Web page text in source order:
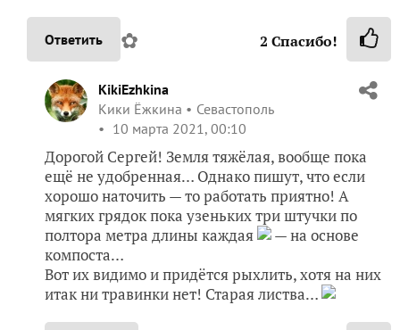
Ответить ✿ 2 Спасибо!
KikiEzhkina
Кики Ёжкина
Севастополь
10 марта 2021, 00:10
Дорогой Сергей! Земля тяжёлая, вообще пока
ещё не удобренная… Однако пишут, что если
хорошо наточить — то работать приятно! А
мягких грядок пока узеньких три штучки по
полтора метра длины каждая
— на основе
компоста…
Вот их видимо и придётся рыхлить, хотя на них
итак ни травинки нет! Старая листва…